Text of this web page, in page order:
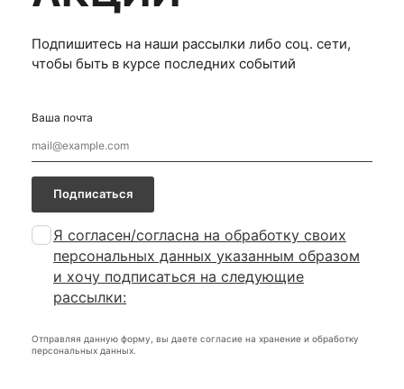
Подпишитесь на наши рассылки либо соц. сети,
чтобы быть в курсе последних событий
Ваша почта
Подписаться
Я согласен/согласна на обработку своих
персональных данных указанным образом
и хочу подписаться на следующие
рассылки:
Отправляя данную форму, вы даете согласие на хранение и обработку
персональных данных.